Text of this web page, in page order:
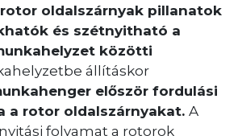
oldalszárnyak pillanatok
és szétnyitható a
közötti
állításkor
először fordulási
a rotor oldalszárnyakat. A
folyamat a rotorok